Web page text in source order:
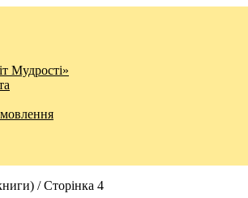
Мудрості»
/ Сторінка 4